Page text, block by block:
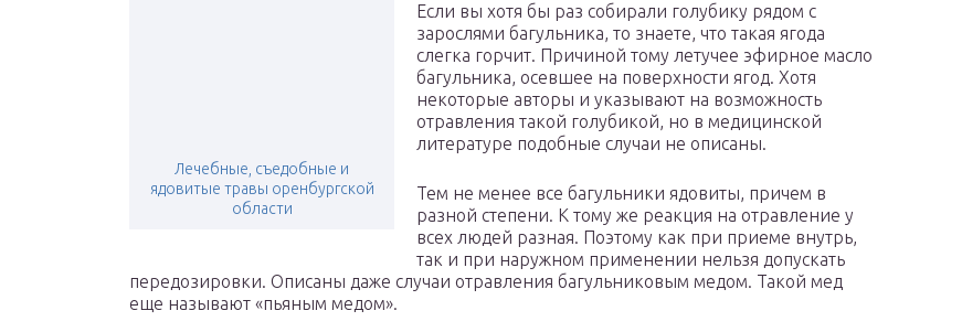
Лечебные, съедобные и
ядовитые травы оренбургской
области
Если вы хотя бы раз собирали голубику рядом с
зарослями багульника, то знаете, что такая ягода
слегка горчит. Причиной тому летучее эфирное масло
багульника, осевшее на поверхности ягод. Хотя
некоторые авторы и указывают на возможность
отравления такой голубикой, но в медицинской
литературе подобные случаи не описаны.
Тем не менее все багульники ядовиты, причем в
разной степени. К тому же реакция на отравление у
всех людей разная. Поэтому как при приеме внутрь,
так и при наружном применении нельзя допускать
передозировки. Описаны даже случаи отравления багульниковым медом. Такой мед
еще называют «пьяным медом».